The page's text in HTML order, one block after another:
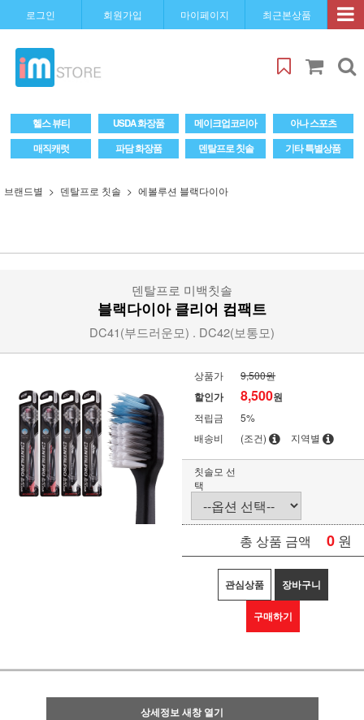
로그인 회원가입 마이페이지 최근본상품
헬스 뷰티 USDA 화장품 메이크업코리아
아나 스포츠
매직캐럿
파담 화장품 덴탈프로 칫솔 기타 특별상품
브랜드별 덴탈프로 칫솔 에볼루션 블랙다이아
덴탈프로 미백칫솔
블랙다이아 클리어 컴팩트
DC41(부드러운모) . DC42(보통모)
상품가 9,500원
할인가 8,500원
적립금
5%
배송비
(조건) 지역별
칫솔모 선
택
총 상품 금액 0 원
관심상품 장바구니
구매하기
상세정보 새창 열기